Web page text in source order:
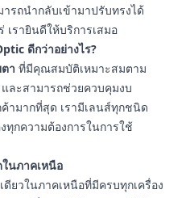
รถนำกลับเข้ามาปรับทรงได้
เรายินดีให้บริการเสมอ
ดีกว่าอย่างไร?
า ที่มีคุณสมบัติเหมาะสมตาม
ละสามารถช่วยควบคุมงบ
ามากที่สุด เรามีเลนส์ทุกชนิด
ทุกความต้องการในการใช้
นภาคเหนือ
ยวในภาคเหนือที่มีครบทุกเครื่อง